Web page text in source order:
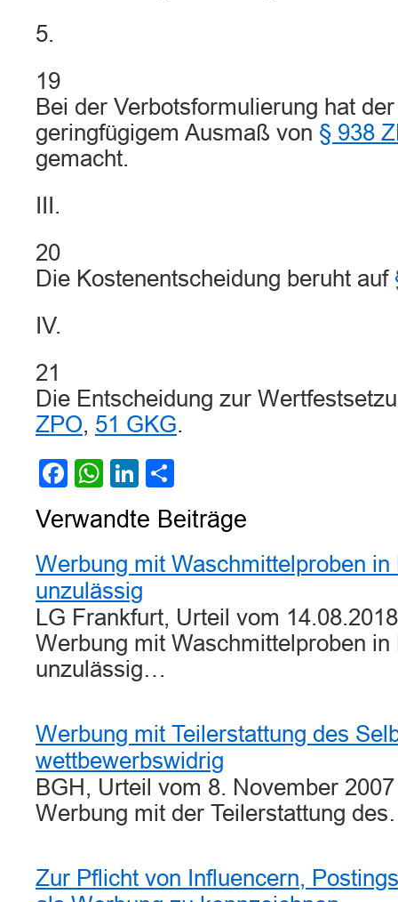
5.
19
Bei der Verbotsformulierung hat
geringfügigem Ausmaß von § 938
gemacht.
III.
20
Die Kostenentscheidung beruht auf
IV.
21
Die Entscheidung zur
ZPO, 51 GKG.
Facebook
WhatsApp
LinkedIn
Verwandte Beiträge
Werbung mit Waschmittelproben in
unzulässig
LG Frankfurt, Urteil vom
Werbung mit Waschmittelproben in
unzulässig…
Werbung mit Teilerstattung des
wettbewerbswidrig
BGH, Urteil vom 8. November
Werbung mit der Teilerstattung
Zur Pflicht von Influencern,